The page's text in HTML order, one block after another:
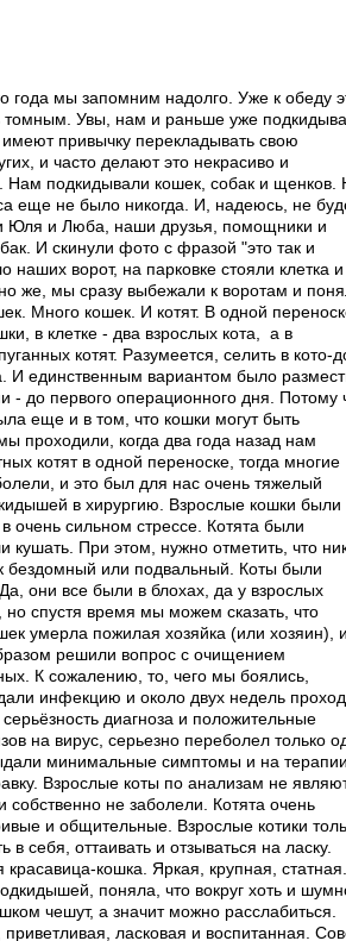
года мы запомним надолго. Уже к обеду
томным. Увы, нам и раньше уже
привычку перекладывать свою
и часто делают это некрасиво и
Нам подкидывали кошек, собак и щенков.
еще не было никогда. И, надеюсь, не
Юля и Люба, наши друзья, помощники и
И скинули фото с фразой "это так и
наших ворот, на парковке стояли клетка и
же, мы сразу выбежали к воротам и
Много кошек. И котят. В одной
в клетке - два взрослых кота, а в
котят. Разумеется, селить в кото-
И единственным вариантом было
- до первого операционного дня. Потому
еще и в том, что кошки могут быть
проходили, когда два года назад нам
котят в одной переноске, тогда многие
и это был для нас очень тяжелый
в хирургию. Взрослые кошки были
очень сильном стрессе. Котята были
кушать. При этом, нужно отметить, что
бездомный или подвальный. Коты были
они все были в блохах, да у взрослых
спустя время мы можем сказать, что
умерла пожилая хозяйка (или хозяин),
решили вопрос с очищением
К сожалению, то, чего мы боялись,
инфекцию и около двух недель
диагноза и положительные
на вирус, серьезно переболел только
минимальные симптомы и на
Взрослые коты по анализам не
собственно не заболели. Котята очень
и общительные. Взрослые котики
в себя, оттаивать и отзываться на ласку.
красавица-кошка. Яркая, крупная, статная.
поняла, что вокруг хоть и
чешут, а значит можно расслабиться.
ласковая и воспитанная.